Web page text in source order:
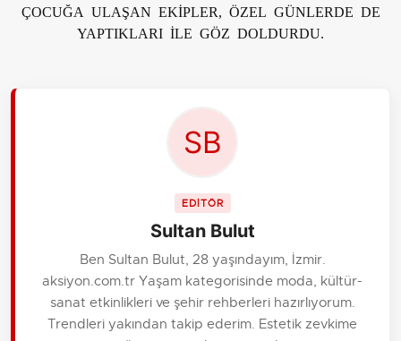
ÇOCUĞA ULAŞAN EKİPLER, ÖZEL GÜNLERDE DE
YAPTIKLARI İLE GÖZ DOLDURDU.
EDİTÖR
Sultan Bulut
Ben Sultan Bulut, 28 yaşındayım, İzmir.
aksiyon.com.tr Yaşam kategorisinde moda, kültür-
sanat etkinlikleri ve şehir rehberleri hazırlıyorum.
Trendleri yakından takip ederim. Estetik zevkime